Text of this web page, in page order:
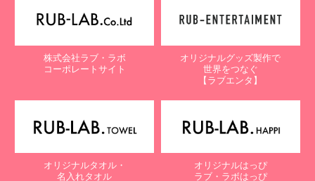
株式会社ラブ・ラボ
コーポレートサイト
オリジナルグッズ製作で
世界をつなぐ
【ラブエンタ】
オリジナルタオル・
名入れタオル
オリジナルはっぴ
ラブ・ラボはっぴ